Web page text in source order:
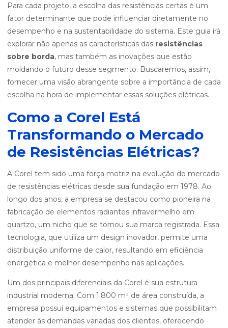
Para cada projeto, a escolha das resistências certas é um
fator determinante que pode influenciar diretamente no
desempenho e na sustentabilidade do sistema. Este guia irá
explorar não apenas as características das resistências
sobre borda, mas também as inovações que estão
moldando o futuro desse segmento. Buscaremos, assim,
fornecer uma visão abrangente sobre a importância de cada
escolha na hora de implementar essas soluções elétricas.
Como a Corel Está
Transformando o Mercado
de Resistências Elétricas?
A Corel tem sido uma força motriz na evolução do mercado
de resistências elétricas desde sua fundação em 1978. Ao
longo dos anos, a empresa se destacou como pioneira na
fabricação de elementos radiantes infravermelho em
quartzo, um nicho que se tornou sua marca registrada. Essa
tecnologia, que utiliza um design inovador, permite uma
distribuição uniforme de calor, resultando em eficiência
energética e melhor desempenho nas aplicações.
Um dos principais diferenciais da Corel é sua estrutura
industrial moderna. Com 1.800 m² de área construída, a
empresa possui equipamentos e sistemas que possibilitam
atender às demandas variadas dos clientes, oferecendo